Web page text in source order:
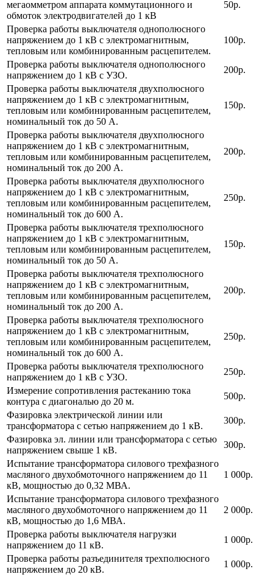
мегаомметром аппарата коммутационного и
обмоток электродвигателей до 1 кВ
50р.
Проверка работы выключателя однополюсного
напряжением до 1 кВ с электромагнитным,
тепловым или комбинированным расцепителем.
100р.
Проверка работы выключателя однополюсного
напряжением до 1 кВ с УЗО.
200р.
Проверка работы выключателя двухполюсного
напряжением до 1 кВ с электромагнитным,
тепловым или комбинированным расцепителем,
номинальный ток до 50 А.
150р.
Проверка работы выключателя двухполюсного
напряжением до 1 кВ с электромагнитным,
тепловым или комбинированным расцепителем,
номинальный ток до 200 А.
200р.
Проверка работы выключателя двухполюсного
напряжением до 1 кВ с электромагнитным,
тепловым или комбинированным расцепителем,
номинальный ток до 600 А.
250р.
Проверка работы выключателя трехполюсного
напряжением до 1 кВ с электромагнитным,
тепловым или комбинированным расцепителем,
номинальный ток до 50 А.
150р.
Проверка работы выключателя трехполюсного
напряжением до 1 кВ с электромагнитным,
тепловым или комбинированным расцепителем,
номинальный ток до 200 А.
200р.
Проверка работы выключателя трехполюсного
напряжением до 1 кВ с электромагнитным,
тепловым или комбинированным расцепителем,
номинальный ток до 600 А.
250р.
Проверка работы выключателя трехполюсного
напряжением до 1 кВ с УЗО.
250р.
Измерение сопротивления растеканию тока
контура с диагональю до 20 м.
500р.
Фазировка электрической линии или
трансформатора с сетью напряжением до 1 кВ.
300р.
Фазировка эл. линии или трансформатора с сетью
напряжением свыше 1 кВ.
300р.
Испытание трансформатора силового трехфазного
масляного двухобмоточного напряжением до 11
кВ, мощностью до 0,32 МВА.
1 000р.
Испытание трансформатора силового трехфазного
масляного двухобмоточного напряжением до 11
кВ, мощностью до 1,6 МВА.
2 000р.
Проверка работы выключателя нагрузки
напряжением до 11 кВ.
1 000р.
Проверка работы разъединителя трехполюсного
напряжением до 20 кВ.
1 000р.